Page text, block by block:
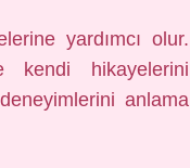
yardımcı olur.
kendi hikayelerini
anlama